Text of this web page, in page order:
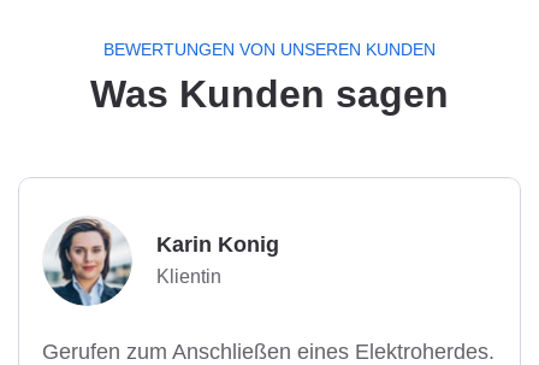
BEWERTUNGEN VON UNSEREN KUNDEN
Was Kunden sagen
Karin Konig
Klientin
Gerufen zum Anschließen eines Elektroherdes.